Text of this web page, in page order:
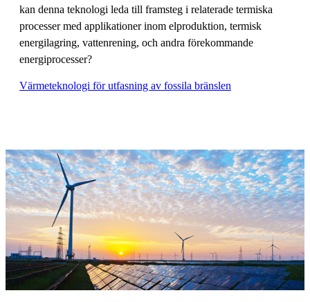
kan denna teknologi leda till framsteg i relaterade termiska
processer med applikationer inom elproduktion, termisk
energilagring, vattenrening, och andra förekommande
energiprocesser?
Värmeteknologi för utfasning av fossila bränslen